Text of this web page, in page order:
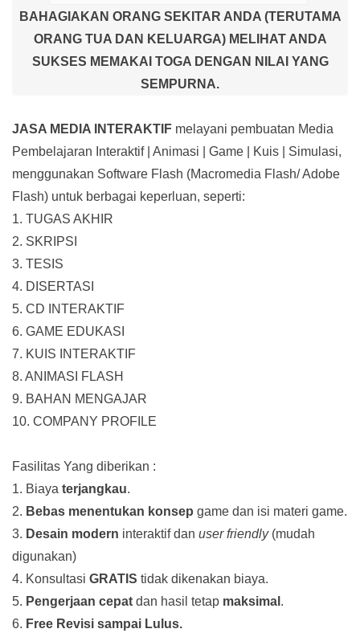
BAHAGIAKAN ORANG SEKITAR ANDA (TERUTAMA
ORANG TUA DAN KELUARGA) MELIHAT ANDA
SUKSES MEMAKAI TOGA DENGAN NILAI YANG
SEMPURNA.
JASA MEDIA INTERAKTIF melayani pembuatan Media
Pembelajaran Interaktif| Animasi | Game | Kuis | Simulasi,
menggunakan Software Flash (Macromedia Flash/ Adobe
Flash) untuk berbagai keperluan, seperti:
1. TUGAS AKHIR
2. SKRIPSI
3. TESIS
4. DISERTASI
5. CD INTERAKTIF
6. GAME EDUKASI
7. KUIS INTERAKTIF
8. ANIMASI FLASH
9. BAHAN MENGAJAR
10. COMPANY PROFILE
Fasilitas Yang diberikan :
1. Biaya terjangkau.
2. Bebas menentukan konsep game dan isi materi game.
3. Desain modern interaktif dan user friendly(mudah
digunakan)
4. Konsultasi GRATIS tidak dikenakan biaya.
5. Pengerjaan cepat dan hasil tetap maksimal .
6. Free Revisi sampai Lulus.